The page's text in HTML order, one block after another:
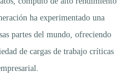
ha experimentado una
partes del mundo, ofreciendo
de cargas de trabajo críticas